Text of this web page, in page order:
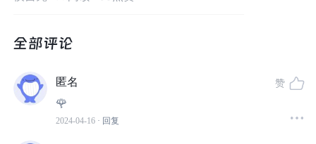
惧、担心自己会伤害他人等。而强迫行为则是为了减轻这
些强迫思维带来的焦虑和不安而采取的行动，如反复洗
手、检查物品排列是否整齐等。
，则是强迫症背后的驱动力。
匿名
🌹
2024-04-16 · 回复
赞